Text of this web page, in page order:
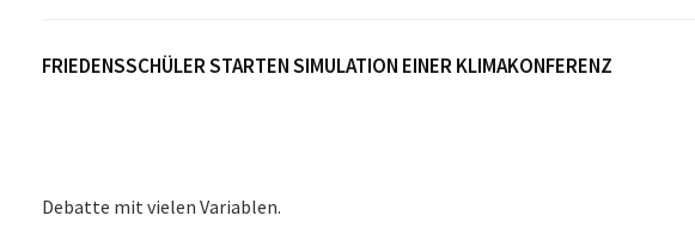
FRIEDENSSCHÜLER STARTEN SIMULATION EINER KLIMAKONFERENZ
Debatte mit vielen Variablen.